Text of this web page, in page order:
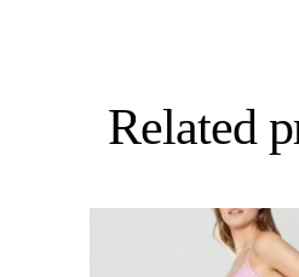
Related